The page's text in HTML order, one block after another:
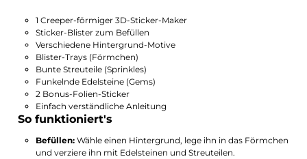
1 Creeper-förmiger 3D-Sticker-Maker
Sticker-Blister zum Befüllen
Verschiedene Hintergrund-Motive
Blister-Trays (Förmchen)
Bunte Streuteile (Sprinkles)
Funkelnde Edelsteine (Gems)
2 Bonus-Folien-Sticker
Einfach verständliche Anleitung
So funktioniert's
Befüllen:Wähle einen Hintergrund, lege ihn in das Förmchen
und verziere ihn mit Edelsteinen und Streuteilen.